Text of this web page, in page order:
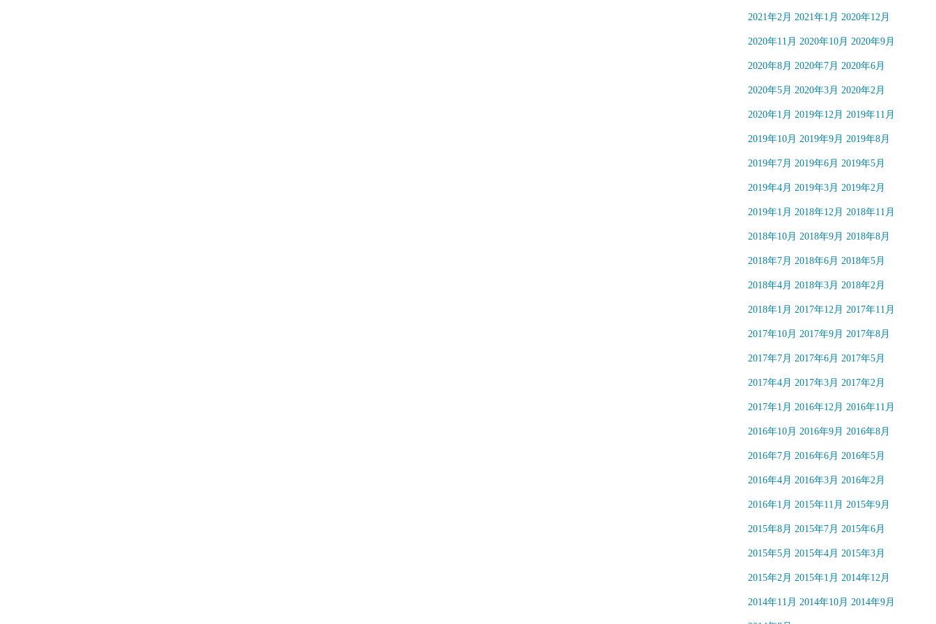
2021年2月 2021年1月 2020年12月
2020年11月 2020年10月 2020年9月
2020年8月 2020年7月 2020年6月
2020年5月 2020年3月 2020年2月
2020年1月 2019年12月 2019年11月
2019年10月 2019年9月 2019年8月
2019年7月 2019年6月 2019年5月
2019年4月 2019年3月 2019年2月
2019年1月 2018年12月 2018年11月
2018年10月 2018年9月 2018年8月
2018年7月 2018年6月 2018年5月
2018年4月 2018年3月 2018年2月
2018年1月 2017年12月 2017年11月
2017年10月 2017年9月 2017年8月
2017年7月 2017年6月 2017年5月
2017年4月 2017年3月 2017年2月
2017年1月 2016年12月 2016年11月
2016年10月 2016年9月 2016年8月
2016年7月 2016年6月 2016年5月
2016年4月 2016年3月 2016年2月
2016年1月 2015年11月 2015年9月
2015年8月 2015年7月 2015年6月
2015年5月 2015年4月 2015年3月
2015年2月 2015年1月 2014年12月
2014年11月 2014年10月 2014年9月